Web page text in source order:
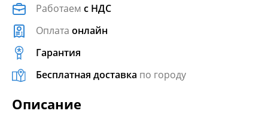
Работаем с НДС
Оплата онлайн
Гарантия
Бесплатная доставка по городу
Описание